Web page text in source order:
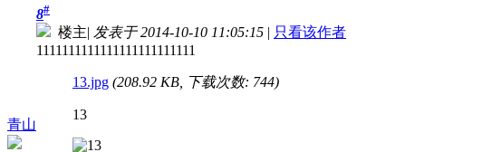
青山
8#
楼主| 发表于 2014-10-10 11:05:15 | 只看该作者
1111111111111111111111111
13.jpg (208.92 KB, 下载次数: 744)
13